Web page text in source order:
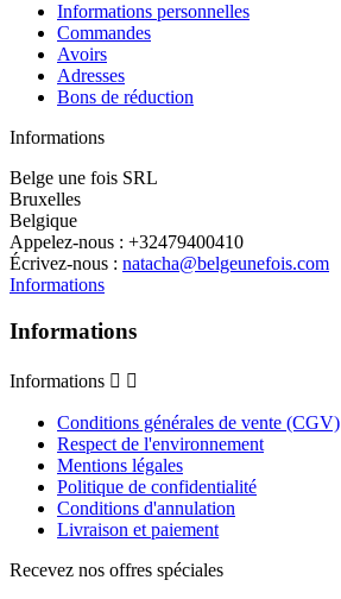
Informations personnelles
Commandes
Avoirs
Adresses
Bons de réduction
Informations
Belge une fois SRL
Bruxelles
Belgique
Appelez-nous : +32479400410
Écrivez-nous : natacha@belgeunefois.com
Informations
Informations
Informations  
Conditions générales de vente (CGV)
Respect de l'environnement
Mentions légales
Politique de confidentialité
Conditions d'annulation
Livraison et paiement
Recevez nos offres spéciales